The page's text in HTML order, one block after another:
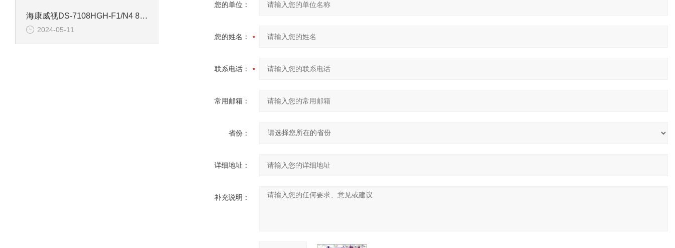
海康威视DS-7108HGH-F1/N4 8路单盘位同轴硬盘录像机
2024-05-11
您的单位：
您的姓名：
联系电话：
常用邮箱：
省份：
详细地址：
补充说明：